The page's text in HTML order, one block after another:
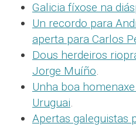
Galicia fíxose na
Un recordo para
aperta para Carlos
Dous herdeiros
Jorge Muíño.
Unha boa
Uruguai.
Apertas galeguistas